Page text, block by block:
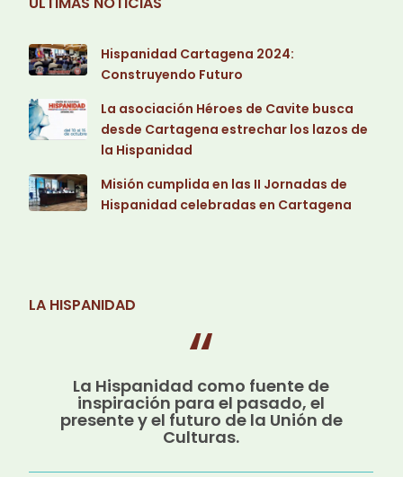
Hispanidad Cartagena 2024:
Construyendo Futuro
La asociación Héroes de Cavite busca
desde Cartagena estrechar los lazos de
la Hispanidad
Misión cumplida en las II Jornadas de
Hispanidad celebradas en Cartagena
LA HISPANIDAD
La Hispanidad como fuente de
inspiración para el pasado, el
presente y el futuro de la Unión de
Culturas.